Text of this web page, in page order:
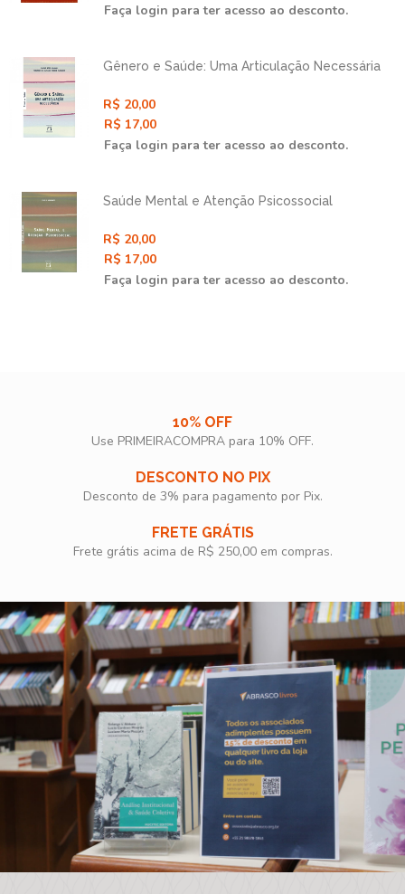
Faça login para ter acesso ao desconto.
Gênero e Saúde: Uma Articulação Necessária
R$ 20,00
R$ 17,00
Faça login para ter acesso ao desconto.
Saúde Mental e Atenção Psicossocial
R$ 20,00
R$ 17,00
Faça login para ter acesso ao desconto.
10% OFF
Use PRIMEIRACOMPRA para 10% OFF.​
DESCONTO NO PIX
Desconto de 3% para pagamento por Pix.
FRETE GRÁTIS
Frete grátis acima de R$ 250,00 em compras.